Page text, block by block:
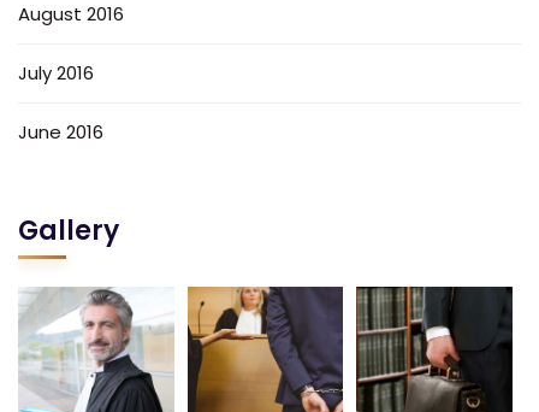
August 2016
July 2016
June 2016
Gallery